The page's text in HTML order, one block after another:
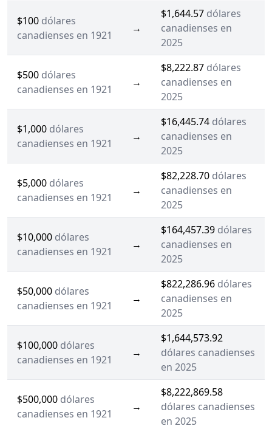
$100 dólares
canadienses en 1921
→
$1,644.57 dólares
canadienses en
2025
$500 dólares
canadienses en 1921
→
$8,222.87 dólares
canadienses en
2025
$1,000 dólares
canadienses en 1921
→
$16,445.74 dólares
canadienses en
2025
$5,000 dólares
canadienses en 1921
→
$82,228.70 dólares
canadienses en
2025
$10,000 dólares
canadienses en 1921
→
$164,457.39 dólares
canadienses en
2025
$50,000 dólares
canadienses en 1921
→
$822,286.96 dólares
canadienses en
2025
$100,000 dólares
canadienses en 1921
→
$1,644,573.92
dólares canadienses
en 2025
$500,000 dólares
canadienses en 1921
→
$8,222,869.58
dólares canadienses
en 2025